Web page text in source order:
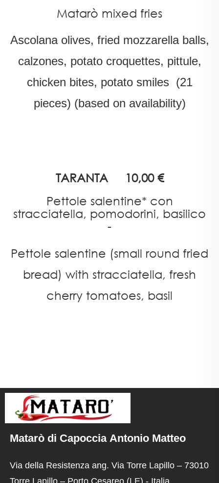
Matarò mixed fries
Ascolana olives, fried mozzarella balls,
calzones, potato croquettes, pittule,
chicken bites, potato smiles (21
pieces) (based on availability)
TARANTA10,00 €
Pettole salentine* con
stracciatella, pomodorini, basilico
-
Pettole salentine (small round fried
bread) with stracciatella, fresh
cherry tomatoes, basil
Matarò di Capoccia Antonio Matteo
Via della Resistenza ang. Via Torre Lapillo – 73010
Torre Lapillo – Porto Cesareo (LE) - Italia